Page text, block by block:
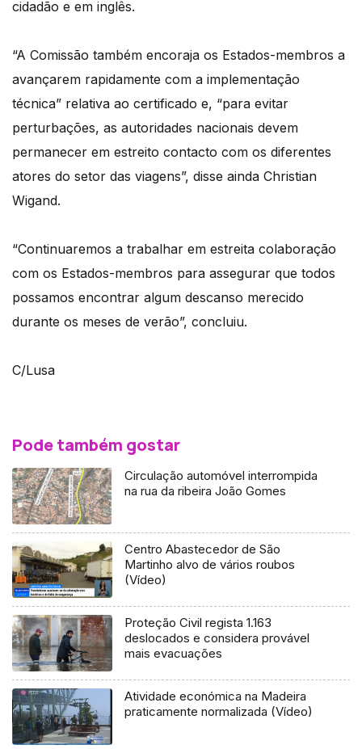
cidadão e em inglês.
“A Comissão também encoraja os Estados-membros a
avançarem rapidamente com a implementação
técnica” relativa ao certificado e, “para evitar
perturbações, as autoridades nacionais devem
permanecer em estreito contacto com os diferentes
atores do setor das viagens”, disse ainda Christian
Wigand.
“Continuaremos a trabalhar em estreita colaboração
com os Estados-membros para assegurar que todos
possamos encontrar algum descanso merecido
durante os meses de verão”, concluiu.
C/Lusa
Pode também gostar
Circulação automóvel interrompida
na rua da ribeira João Gomes
Centro Abastecedor de São
Martinho alvo de vários roubos
(Vídeo)
Proteção Civil regista 1.163
deslocados e considera provável
mais evacuações
Atividade económica na Madeira
praticamente normalizada (Vídeo)